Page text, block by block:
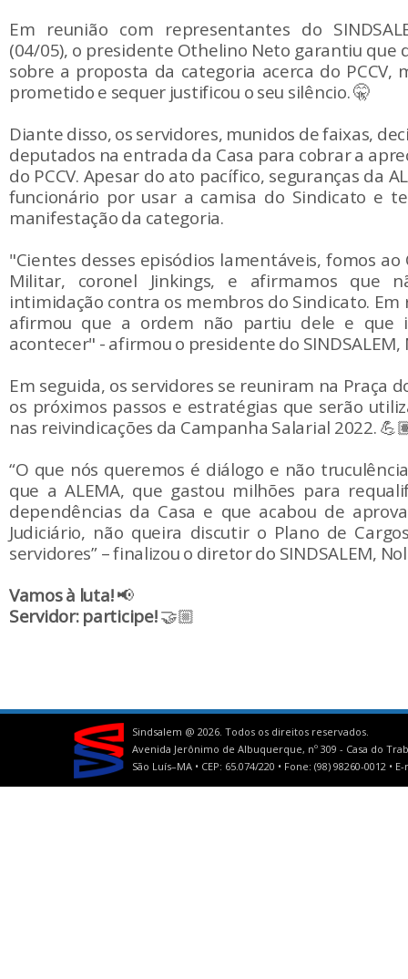
Em reunião com representantes do
(04/05), o presidente Othelino Neto garantiu que
sobre a proposta da categoria acerca do PCCV,
prometido e sequer justificou o seu silêncio. 🤫
Diante disso, os servidores, munidos de faixas,
deputados na entrada da Casa para cobrar a
do PCCV. Apesar do ato pacífico, seguranças da
funcionário por usar a camisa do Sindicato e
manifestação da categoria.
"Cientes desses episódios lamentáveis, fomos
Militar, coronel Jinkings, e afirmamos que
intimidação contra os membros do Sindicato. Em
afirmou que a ordem não partiu dele e que
acontecer" - afirmou o presidente do SINDSALEM,
Em seguida, os servidores se reuniram na Praça
os próximos passos e estratégias que serão
nas reivindicações da Campanha Salarial 2022.
“O que nós queremos é diálogo e não
que a ALEMA, que gastou milhões para
dependências da Casa e que acabou de
Judiciário, não queira discutir o Plano de
servidores” – finalizou o diretor do SINDSALEM,
Vamos à luta!📢
Servidor: participe!🤝🏼
Sindsalem @ 2026. Todos os direitos reservados.
Avenida Jerônimo de Albuquerque, nº 309 - Casa do
São Luís–MA • CEP: 65.074/220 • Fone: (98) 98260-0012